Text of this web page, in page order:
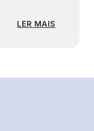
LER MAIS